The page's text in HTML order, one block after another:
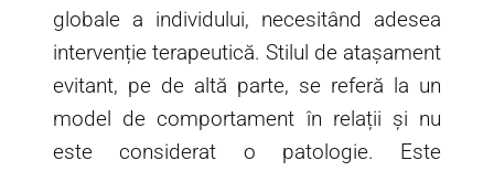
globale a individului, necesitând adesea
intervenție terapeutică. Stilul de atașament
evitant, pe de altă parte, se referă la un
model de comportament în relații și nu
este considerat o patologie. Este